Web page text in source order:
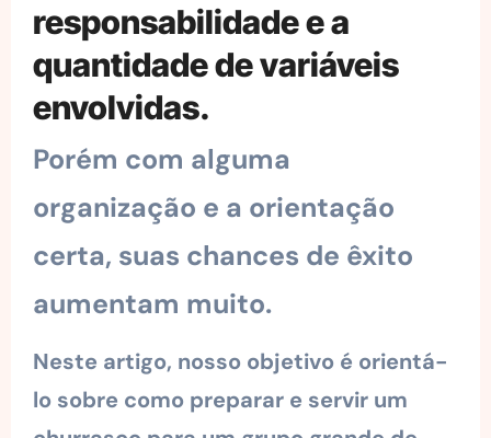
responsabilidade e a
quantidade de variáveis
envolvidas.
Porém com alguma
organização e a orientação
certa, suas chances de êxito
aumentam muito.
Neste artigo, nosso objetivo é orientá-
lo sobre como preparar e servir um